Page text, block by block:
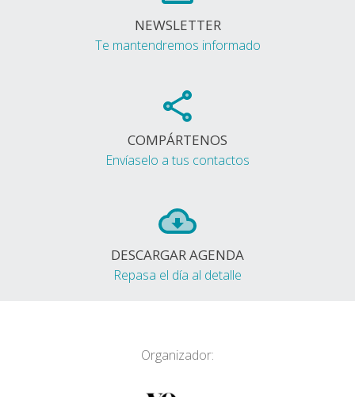
NEWSLETTER
Te mantendremos informado
COMPÁRTENOS
Envíaselo a tus contactos
DESCARGAR AGENDA
Repasa el día al detalle
Organizador: